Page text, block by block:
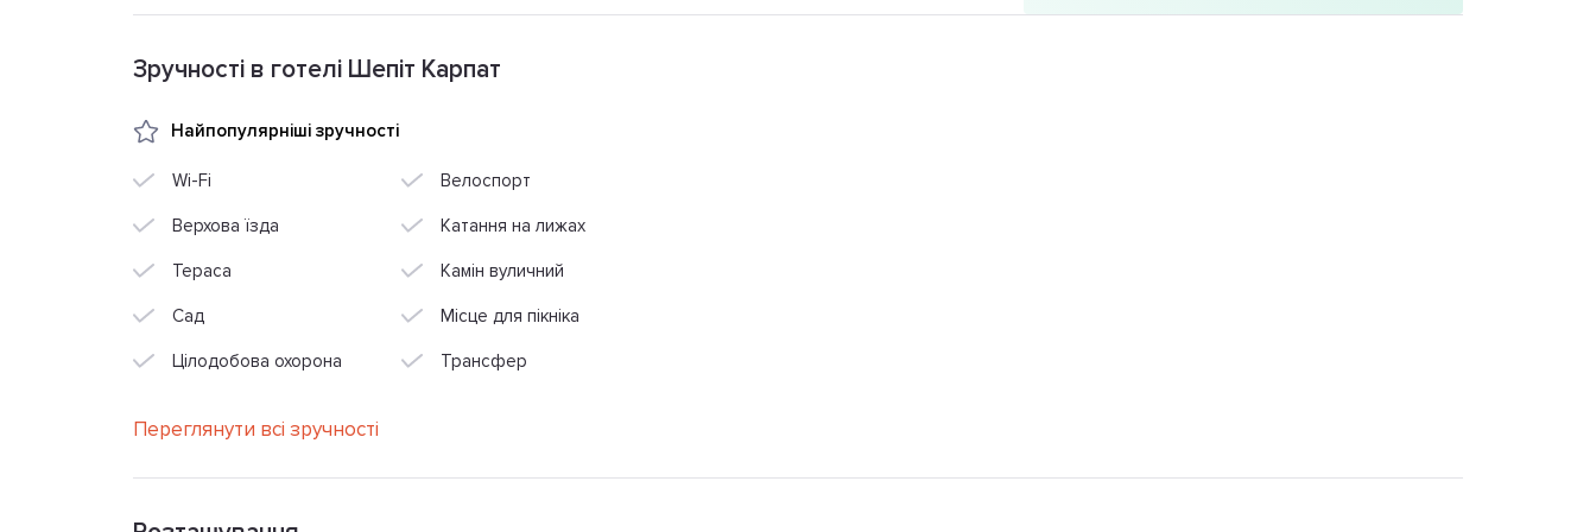
Зручності в готелі Шепіт Карпат
Найпопулярніші зручності
Wi-Fi Велоспорт
Верхова їзда Катання на лижах
Тераса Камін вуличний
Сад Місце для пікніка
Цілодобова охорона Трансфер
Переглянути всі зручності